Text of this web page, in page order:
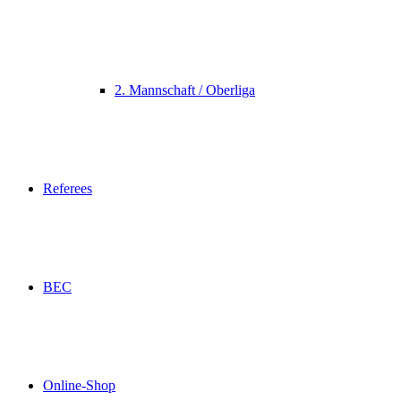
2. Mannschaft / Oberliga
Referees
BEC
Online-Shop